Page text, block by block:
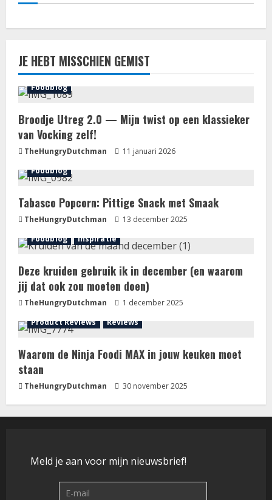
JE HEBT MISSCHIEN GEMIST
Foodblog
Broodje Utreg 2.0 — Mijn twist op een klassieker
van Vocking zelf!
TheHungryDutchman
11 januari 2026
Foodblog
Tabasco Popcorn: Pittige Snack met Smaak
TheHungryDutchman
13 december 2025
Foodblog
Inspiratie
Deze kruiden gebruik ik in december (en waarom
jij dat ook zou moeten doen)
TheHungryDutchman
1 december 2025
Product Reviews
Reviews
Waarom de Ninja Foodi MAX in jouw keuken moet
staan
TheHungryDutchman 30 november 2025
Meld je aan voor mijn nieuwsbrief!